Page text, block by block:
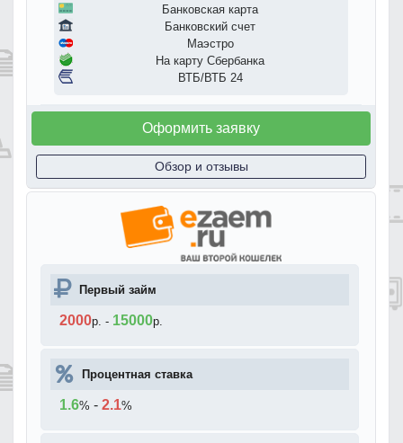
Банковская карта
Банковский счет
Маэстро
На карту Сбербанка
ВТБ/ВТБ 24
Оформить заявку
Обзор и отзывы
Первый займ
2000р. - 15000р.
Процентная ставка
1.6% - 2.1%